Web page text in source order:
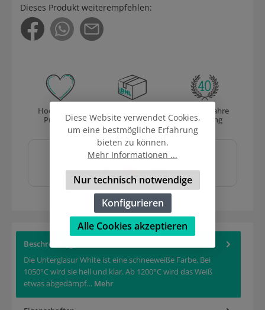
Dieses Produkt weiterempfehlen:
Hochwertige
Produkte
mit DHL
Über 40 Jahre
Erfahrung
Sicher und schnell
bezahlen mit
Beschreibung
Die Unterglasur White ist eine schneeweiße Farbe. Bei
1050°C wird sie hell und klar. Ab 1200°C wird das Weiß
etwas abgedämpf… Mehr
Diese Website verwendet Cookies,
um eine bestmögliche Erfahrung
bieten zu können.
Mehr Informationen ...
Nur technisch notwendige
Konfigurieren
Alle Cookies akzeptieren